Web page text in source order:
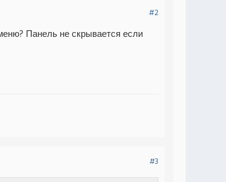
#2
Панель не скрывается если
#3